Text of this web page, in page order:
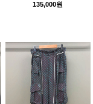
135,000원